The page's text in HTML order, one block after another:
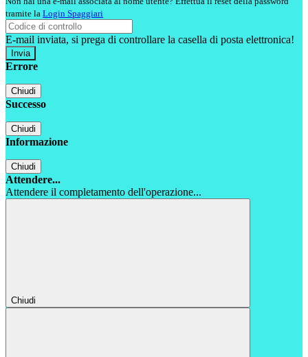
tramite la Login Spaggiari
E-mail inviata, si prega di controllare la casella di posta elettronica!
Errore
Chiudi
Successo
Chiudi
Informazione
Chiudi
Attendere...
Attendere il completamento dell'operazione...
Chiudi